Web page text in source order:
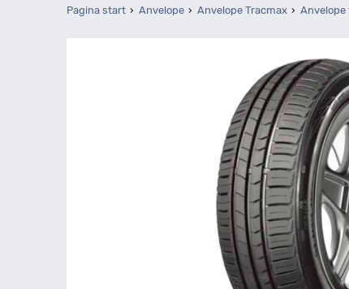
Pagina start Anvelope Anvelope Tracmax Anvelope